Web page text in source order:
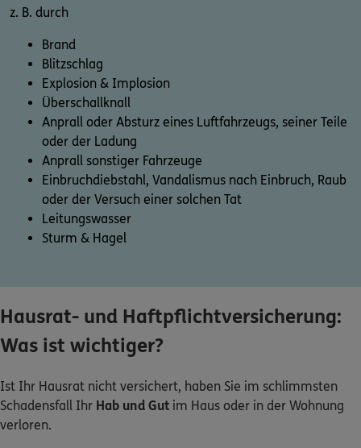
z. B. durch
Brand
Blitzschlag
Explosion & Implosion
Überschallknall
Anprall oder Absturz eines Luftfahrzeugs, seiner Teile
oder der Ladung
Anprall sonstiger Fahrzeuge
Einbruchdiebstahl, Vandalismus nach Einbruch, Raub
oder der Versuch einer solchen Tat
Leitungswasser
Sturm & Hagel
Hausrat- und Haftpflichtversicherung:
Was ist wichtiger?
Ist Ihr Hausrat nicht versichert, haben Sie im schlimmsten
Schadensfall Ihr Hab und Gut im Haus oder in der Wohnung
verloren.